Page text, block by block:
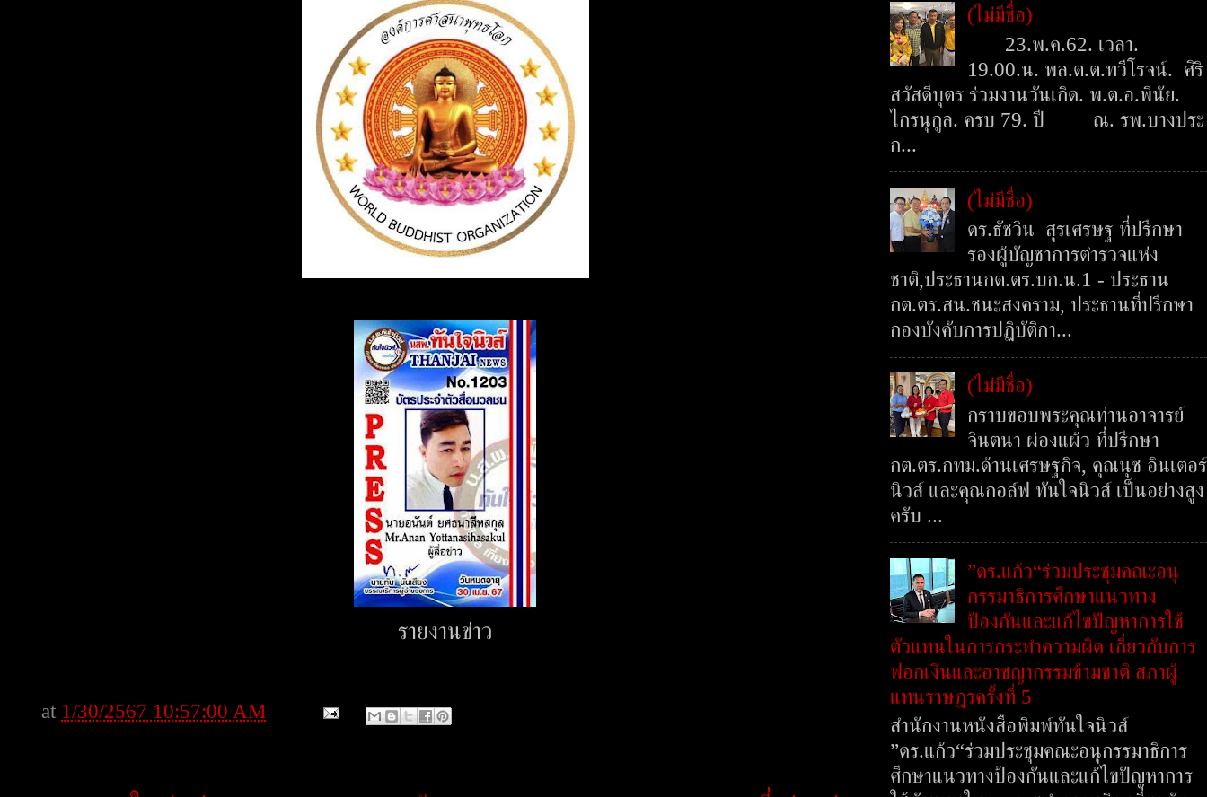
รายงานข่าว
at 1/30/2567 10:57:00 AM
(ไม่มีชื่อ)
23.พ.ค.62. เวลา.
19.00.น. พล.ต.ต.ทวีโรจน์. ศิริ
สวัสดีบุตร ร่วมงานวันเกิด. พ.ต.อ.พินัย.
ไกรนุกูล. ครบ 79. ปี ณ. รพ.บางประ
ก...
(ไม่มีชื่อ)
ดร.ธัชวิน สุรเศรษฐ ที่ปรึกษา
รองผู้บัญชาการตำรวจแห่ง
ชาติ,ประธานกต.ตร.บก.น.1 - ประธาน
กต.ตร.สน.ชนะสงคราม, ประธานที่ปรึกษา
กองบังคับการปฏิบัติกา...
(ไม่มีชื่อ)
กราบขอบพระคุณท่านอาจารย์
จินตนา ผ่องแผ้ว ที่ปรึกษา
กต.ตร.กทม.ด้านเศรษฐกิจ, คุณนุช อินเตอร์
นิวส์ และคุณกอล์ฟ ทันใจนิวส์ เป็นอย่างสูง
ครับ ...
”ดร.แก้ว“ร่วมประชุมคณะอนุ
กรรมาธิการศึกษาแนวทาง
ป้องกันและแก้ไขปัญหาการใช้
ตัวแทนในการกระทำความผิด เกี่ยวกับการ
ฟอกเงินและอาชญากรรมข้ามชาติ สภาผู้
แทนราษฎรครั้งที่ 5
สำนักงานหนังสือพิมพ์ทันใจนิวส์
”ดร.แก้ว“ร่วมประชุมคณะอนุกรรมาธิการ
ศึกษาแนวทางป้องกันและแก้ไขปัญหาการ